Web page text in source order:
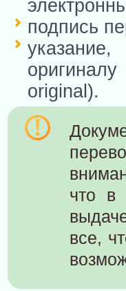
подпись
original).
что в
все,